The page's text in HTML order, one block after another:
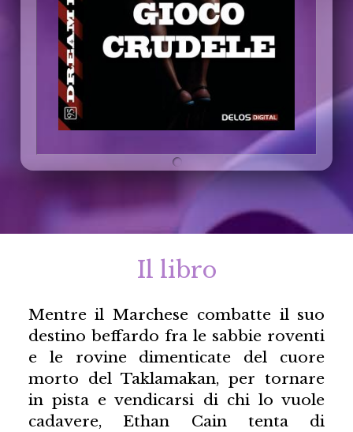
Il libro
Mentre il Marchese combatte il suo
destino beffardo fra le sabbie roventi
e le rovine dimenticate del cuore
morto del Taklamakan, per tornare
in pista e vendicarsi di chi lo vuole
cadavere, Ethan Cain tenta di